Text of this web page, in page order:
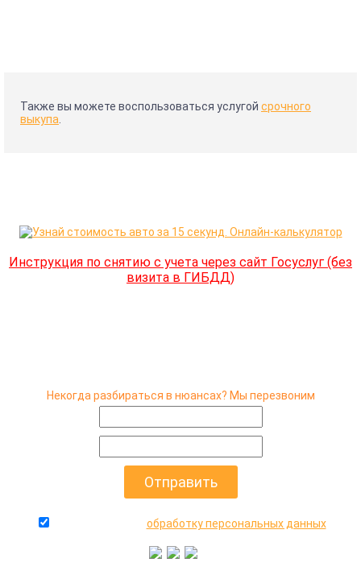
Также вы можете воспользоваться услугой срочного
выкупа.
Инструкция по снятию с учета через сайт Госуслуг (без
визита в ГИБДД)
Некогда разбираться в нюансах? Мы перезвоним
обработку персональных данных